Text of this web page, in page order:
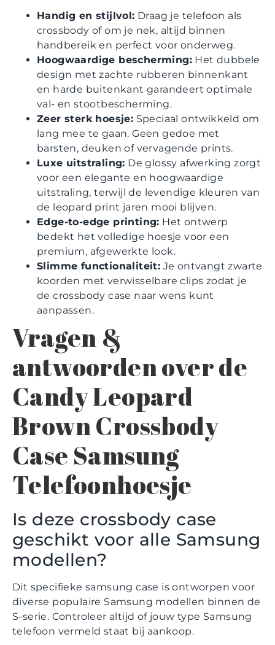
Handig en stijlvol: Draag je telefoon als
crossbody of om je nek, altijd binnen
handbereik en perfect voor onderweg.
Hoogwaardige bescherming: Het dubbele
design met zachte rubberen binnenkant
en harde buitenkant garandeert optimale
val- en stootbescherming.
Zeer sterk hoesje: Speciaal ontwikkeld om
lang mee te gaan. Geen gedoe met
barsten, deuken of vervagende prints.
Luxe uitstraling: De glossy afwerking zorgt
voor een elegante en hoogwaardige
uitstraling, terwijl de levendige kleuren van
de leopard print jaren mooi blijven.
Edge-to-edge printing: Het ontwerp
bedekt het volledige hoesje voor een
premium, afgewerkte look.
Slimme functionaliteit: Je ontvangt zwarte
koorden met verwisselbare clips zodat je
de crossbody case naar wens kunt
aanpassen.
Vragen &
antwoorden over de
Candy Leopard
Brown Crossbody
Case Samsung
Telefoonhoesje
Is deze crossbody case
geschikt voor alle Samsung
modellen?
Dit specifieke samsung case is ontworpen voor
diverse populaire Samsung modellen binnen de
S-serie. Controleer altijd of jouw type Samsung
telefoon vermeld staat bij aankoop.